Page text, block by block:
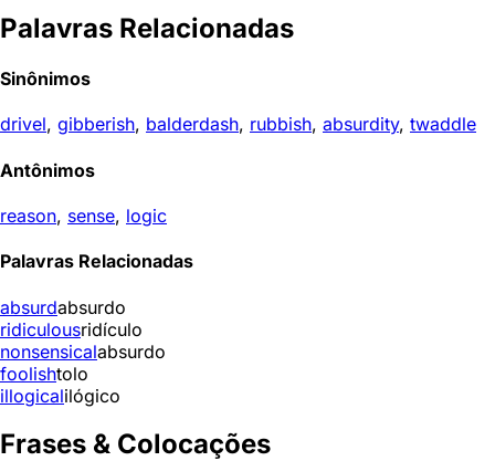
Palavras Relacionadas
Sinônimos
drivel, gibberish, balderdash, rubbish, absurdity, twaddle
Antônimos
reason, sense, logic
Palavras Relacionadas
absurdabsurdo
ridiculousridículo
nonsensicalabsurdo
foolishtolo
illogicalilógico
Frases & Colocações